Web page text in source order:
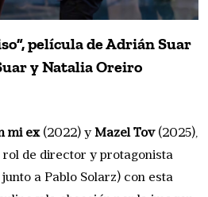
película de Adrián Suar
y Natalia Oreiro
mi ex(2022) yMazel Tov(2025),
rol de director y protagonista
a Pablo Solarz) con esta